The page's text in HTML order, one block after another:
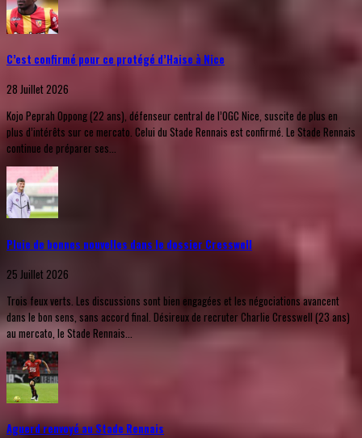
C’est confirmé pour ce protégé d’Haise à Nice
28 Juillet 2026
Kojo Peprah Oppong (22 ans), défenseur central de l’OGC Nice, suscite de plus en
plus d’intérêts sur ce mercato. Celui du Stade Rennais est confirmé. Le Stade Rennais
continue de préparer ses...
Pluie de bonnes nouvelles dans le dossier Cresswell
25 Juillet 2026
Trois feux verts. Les discussions sont bien engagées et les négociations avancent
dans le bon sens, sans accord final. Désireux de recruter Charlie Cresswell (23 ans)
au mercato, le Stade Rennais...
Aguerd renvoyé au Stade Rennais